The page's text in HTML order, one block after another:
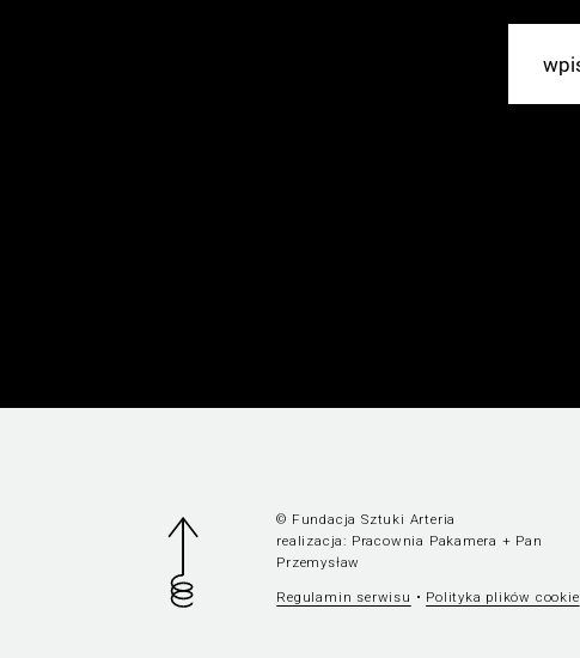
© Fundacja Sztuki Arteria
realizacja: Pracownia Pakamera + Pan
Przemysław
Regulamin serwisu • Polityka plików cookie